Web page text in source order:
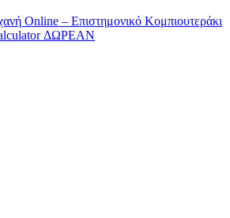
Online – Επιστημονικό Κομπιουτεράκι
ΔΩΡΕΑΝ